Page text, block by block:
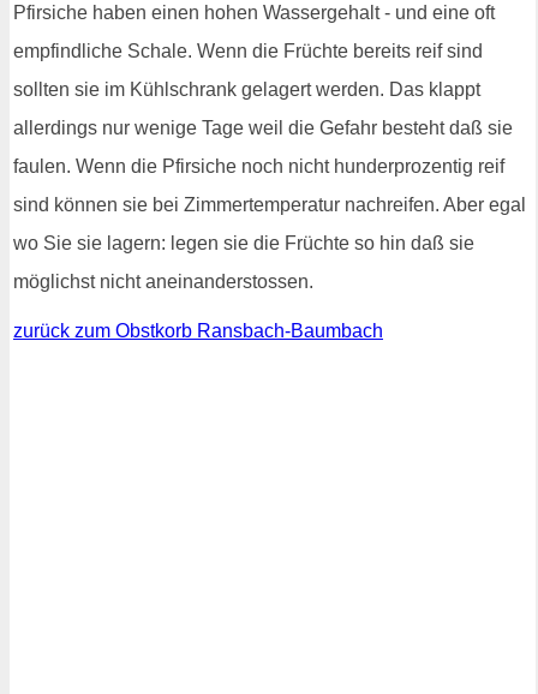
Pfirsiche haben einen hohen Wassergehalt - und eine oft
empfindliche Schale. Wenn die Früchte bereits reif sind
sollten sie im Kühlschrank gelagert werden. Das klappt
allerdings nur wenige Tage weil die Gefahr besteht daß sie
faulen. Wenn die Pfirsiche noch nicht hunderprozentig reif
sind können sie bei Zimmertemperatur nachreifen. Aber egal
wo Sie sie lagern: legen sie die Früchte so hin daß sie
möglichst nicht aneinanderstossen.
zurück zum Obstkorb Ransbach-Baumbach